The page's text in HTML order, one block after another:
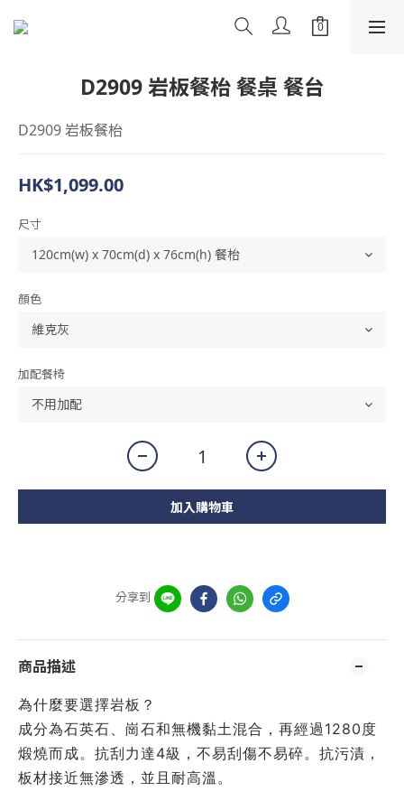
D2909 岩板餐枱 餐桌 餐台
D2909 岩板餐枱
HK$1,099.00
尺寸
顏色
加配餐椅
加入購物車
分享到
商品描述
為什麼要選擇岩板？
成分為石英石、崗石和無機黏土混合，再經過1280度
煅燒而成。抗刮力達4級，不易刮傷不易碎。抗污漬，
板材接近無滲透，並且耐高溫。